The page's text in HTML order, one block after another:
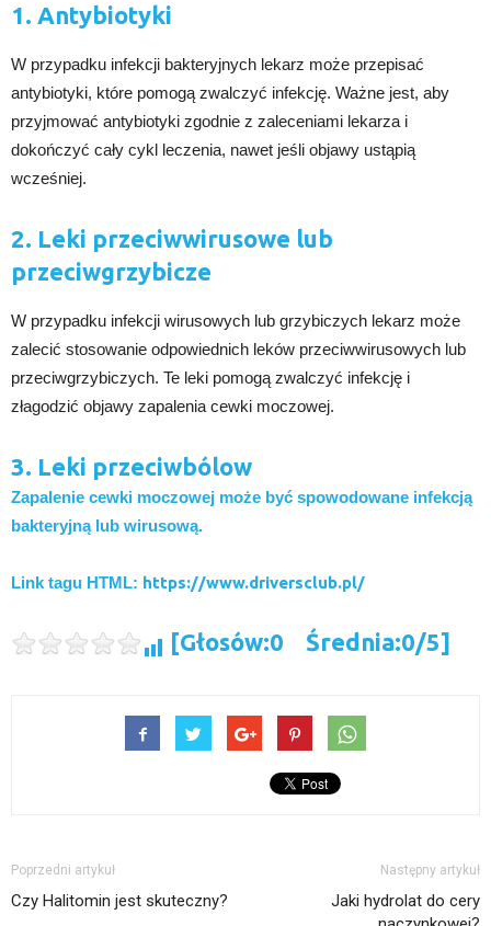
1. Antybiotyki
W przypadku infekcji bakteryjnych lekarz może przepisać
antybiotyki, które pomogą zwalczyć infekcję. Ważne jest, aby
przyjmować antybiotyki zgodnie z zaleceniami lekarza i
dokończyć cały cykl leczenia, nawet jeśli objawy ustąpią
wcześniej.
2. Leki przeciwwirusowe lub
przeciwgrzybicze
W przypadku infekcji wirusowych lub grzybiczych lekarz może
zalecić stosowanie odpowiednich leków przeciwwirusowych lub
przeciwgrzybiczych. Te leki pomogą zwalczyć infekcję i
złagodzić objawy zapalenia cewki moczowej.
3. Leki przeciwbólow
Zapalenie cewki moczowej może być spowodowane infekcją
bakteryjną lub wirusową.
Link tagu HTML: https://www.driversclub.pl/
[Głosów:0 Średnia:0/5]
Poprzedni artykuł
Czy Halitomin jest skuteczny?
Następny artykuł
Jaki hydrolat do cery